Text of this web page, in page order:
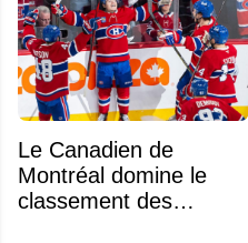
Le Canadien de
Montréal domine le
classement des